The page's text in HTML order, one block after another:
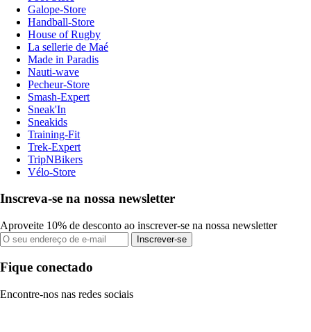
Galope-Store
Handball-Store
House of Rugby
La sellerie de Maé
Made in Paradis
Nauti-wave
Pecheur-Store
Smash-Expert
Sneak'In
Sneakids
Training-Fit
Trek-Expert
TripNBikers
Vélo-Store
Inscreva-se na nossa newsletter
Aproveite 10% de desconto ao inscrever-se na nossa newsletter
Inscrever-se
Fique conectado
Encontre-nos nas redes sociais